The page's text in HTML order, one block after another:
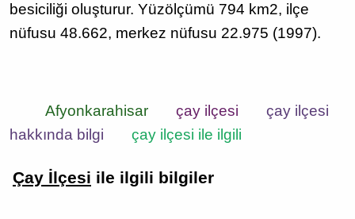
besiciliği oluşturur. Yüzölçümü 794 km2, ilçe
nüfusu 48.662, merkez nüfusu 22.975 (1997).
Afyonkarahisar çay ilçesi
çay ilçesi
hakkında bilgi
çay ilçesi ile ilgili
Çay İlçesi ile ilgili bilgiler